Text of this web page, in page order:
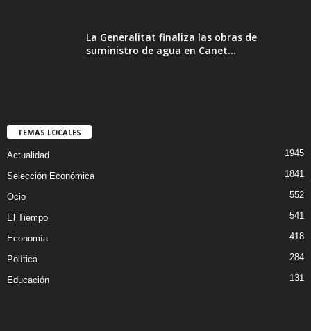
La Generalitat finaliza las obras de
suministro de agua en Canet...
TEMAS LOCALES
Actualidad 1945
Selección Económica 1841
Ocio 552
El Tiempo 541
Economía 418
Política 284
Educación 131